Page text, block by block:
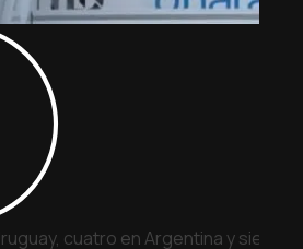
cuatro en Argentina y siete